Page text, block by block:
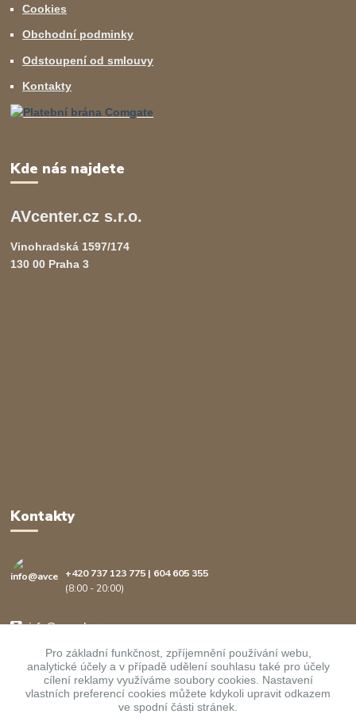
Cookies
Obchodní podminky
Odstoupení od smlouvy
Kontakty
Kde nás najdete
AVcenter.cz s.r.o.
Vinohradská 1597/174
130 00 Praha 3
Kontakty
+420 737 123 775 | 604 605 355
(8:00 - 20:00)
info@avcenter.cz
Pro základní funkčnost, zpříjemnění používání webu,
analytické účely a v případě udělení souhlasu také pro účely
cílení reklamy využíváme soubory cookies. Nastavení
vlastních preferencí cookies můžete kdykoli upravit odkazem
ve spodní části stránek.